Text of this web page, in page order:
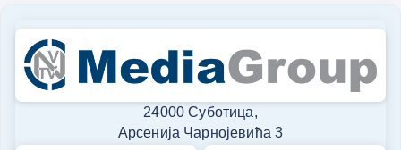
24000 Суботица,
Арсенија Чарнојевића 3